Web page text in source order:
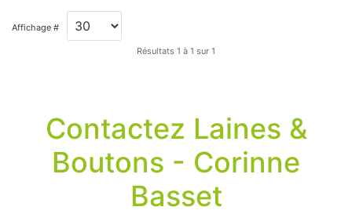
Affichage #
Résultats 1 à 1 sur 1
Contactez Laines &
Boutons - Corinne
Basset